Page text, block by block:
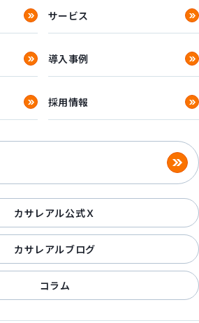
サービス
導入事例
採用情報
カサレアル公式Ｘ
カサレアルブログ
コラム